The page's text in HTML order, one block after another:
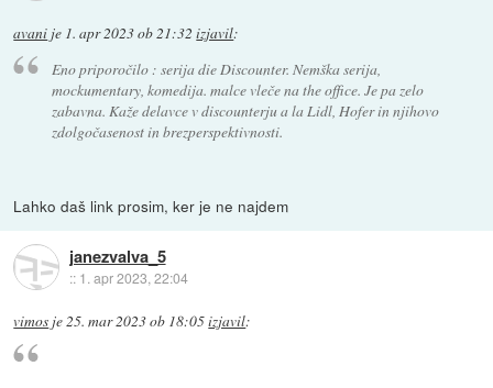
avani je 1. apr 2023 ob 21:32 izjavil:
Eno priporočilo : serija die Discounter. Nemška serija,
mockumentary, komedija. malce vleče na the office. Je pa zelo
zabavna. Kaže delavce v discounterju a la Lidl, Hofer in njihovo
zdolgočasenost in brezperspektivnosti.
Lahko daš link prosim, ker je ne najdem
janezvalva_5
:: 1. apr 2023, 22:04
vimos je25. mar 2023 ob 18:05izjavil: